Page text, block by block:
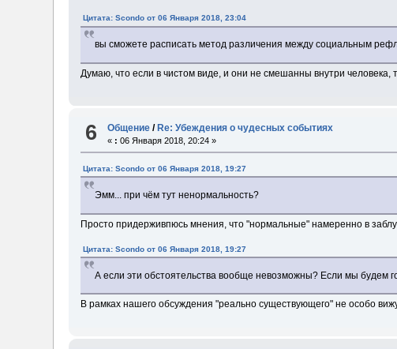
Цитата: Scondo от 06 Января 2018, 23:04
вы сможете расписать метод различения между социальным
Думаю, что если в чистом виде, и они не смешанны внутри человека,
6 Общение / Re: Убеждения о чудесных событиях
« : 06 Января 2018, 20:24 »
Цитата: Scondo от 06 Января 2018, 19:27
Эмм... при чём тут ненормальность?
Просто придерживпюсь мнения, что "нормальные" намеренно в
Цитата: Scondo от 06 Января 2018, 19:27
А если эти обстоятельства вообще невозможны? Если мы будем
В рамках нашего обсуждения "реально существующего" не особо